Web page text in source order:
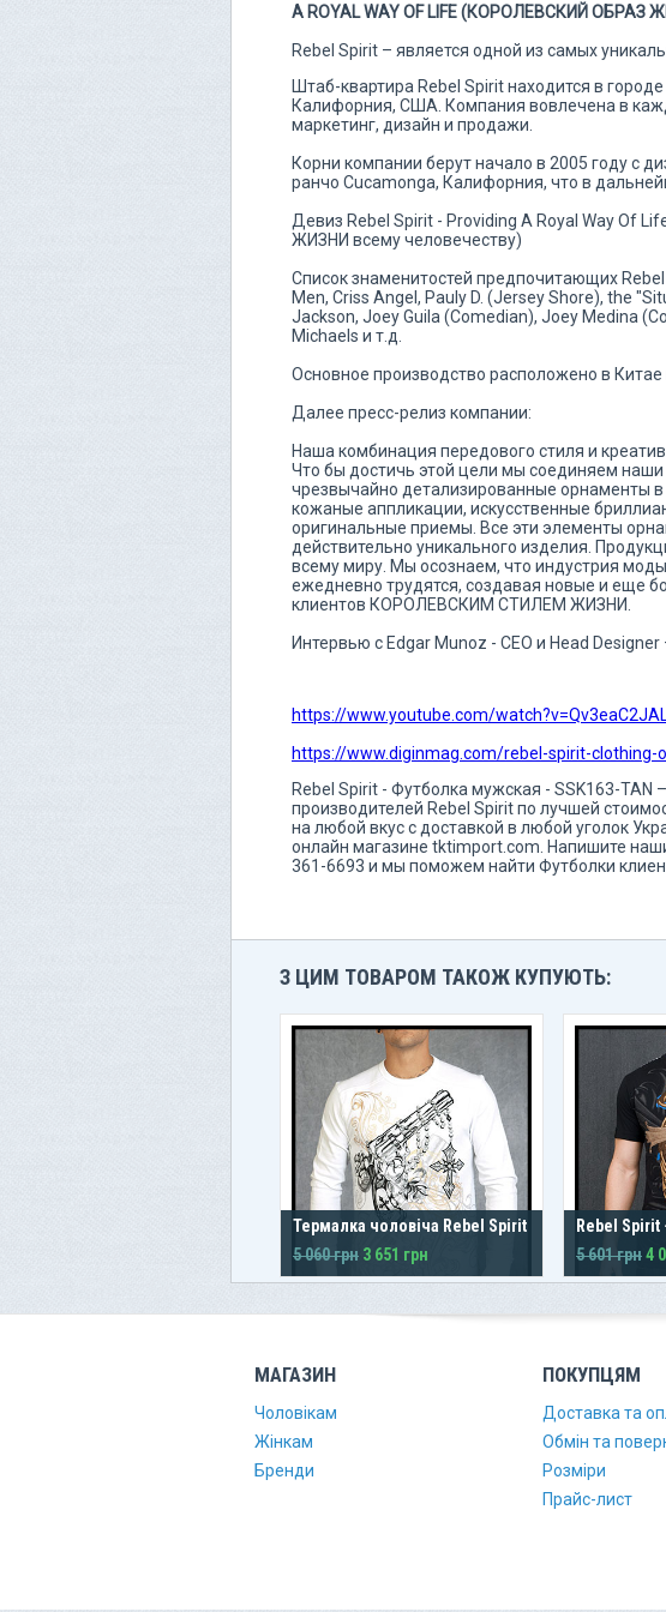
A ROYAL WAY OF LIFE (КОРОЛЕВСКИЙ ОБРАЗ
Rebel Spirit – является одной из самых
Штаб-квартира Rebel Spirit находится в
Калифорния, США. Компания вовлечена в
маркетинг, дизайн и продажи.
Корни компании берут начало в 2005 году с
ранчо Cucamonga, Калифорния, что в
Девиз Rebel Spirit - Providing A Royal Way Of
ЖИЗНИ всему человечеству)
Список знаменитостей предпочитающих Rebel
Men, Criss Angel, Pauly D. (Jersey Shore), the
Jackson, Joey Guila (Comedian), Joey Medina
Michaels и т.д.
Основное производство расположено в
Далее пресс-релиз компании:
Наша комбинация передового стиля и
Что бы достичь этой цели мы соединяем
чрезвычайно детализированные орнаменты
кожаные аппликации, искусственные
оригинальные приемы. Все эти элементы
действительно уникального изделия.
всему миру. Мы осознаем, что индустрия
ежедневно трудятся, создавая новые и еще
клиентов КОРОЛЕВСКИМ СТИЛЕМ ЖИЗНИ.
Интервью с Edgar Munoz - CEO и Head
https://www.youtube.com/
https://www.diginmag.com/rebel-spirit-clothing-
Rebel Spirit - Футболка мужская - SSK163-TAN
производителей Rebel Spirit по лучшей
на любой вкус с доставкой в любой уголок
онлайн магазине tktimport.com. Напишите
361-6693 и мы поможем найти Футболки
З ЦИМ ТОВАРОМ ТАКОЖ КУПУЮТЬ:
Термалка чоловіча Rebel Spirit
5 060 грн 3 651 грн
Rebel Spirit
5 601 грн4
МАГАЗИН
Чоловікам
Жінкам
Бренди
ПОКУПЦЯМ
Доставка та
Обмін та
Розміри
Прайс-лист